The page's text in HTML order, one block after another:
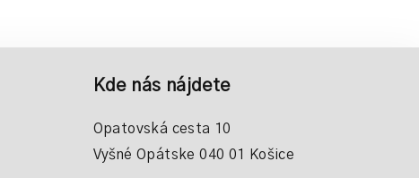
Kde nás nájdete
Opatovská cesta 10
Vyšné Opátske 040 01 Košice